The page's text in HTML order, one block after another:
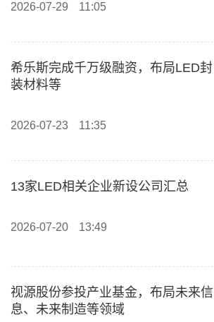
2026-07-29 11:05
希乐斯完成千万级融资，布局LED封
装材料等
2026-07-23 11:35
13家LED相关企业新设公司汇总
2026-07-20 13:49
视源股份参投产业基金，布局未来信
息、未来制造等领域